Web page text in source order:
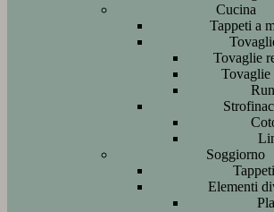
Cucina
Tappeti a
Tovaglie
Tovaglie
Soggiorno
Tappeti
Elementi